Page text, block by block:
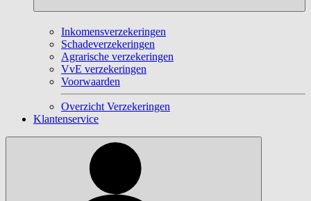
Inkomensverzekeringen
Schadeverzekeringen
Agrarische verzekeringen
VvE verzekeringen
Voorwaarden
Overzicht Verzekeringen
Klantenservice